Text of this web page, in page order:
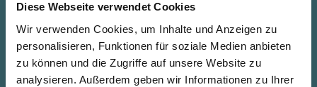
Diese Webseite verwendet Cookies
Wir verwenden Cookies, um Inhalte und Anzeigen zu
personalisieren, Funktionen für soziale Medien anbieten
zu können und die Zugriffe auf unsere Website zu
analysieren. Außerdem geben wir Informationen zu Ihrer
kombinieren möchten, um sowohl privat als
auch beruflich von einem wachsenden
Gesundheitsmarkt zu profitieren.